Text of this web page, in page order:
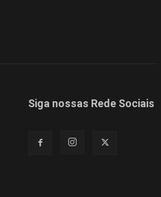
Siga nossas Rede Sociais